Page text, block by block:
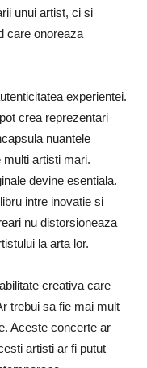
unui artist, ci si
care onoreaza
experientei.
crea reprezentari
nuantele
artisti mari.
devine esentiala.
intre inovatie si
nu distorsioneaza
la arta lor.
creativa care
trebui sa fie mai mult
Aceste concerte ar
artisti ar fi putut